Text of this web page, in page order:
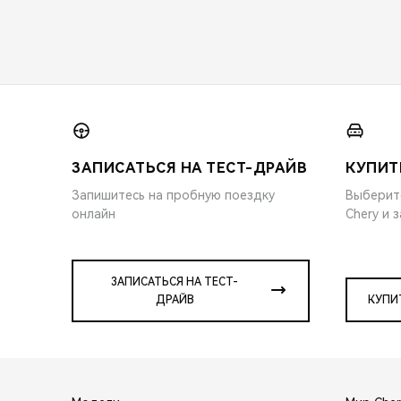
ЗАПИСАТЬСЯ НА ТЕСТ-ДРАЙВ
Запишитесь на пробную поездку
онлайн
ЗАПИСАТЬСЯ НА ТЕСТ-
ДРАЙВ
Chery и